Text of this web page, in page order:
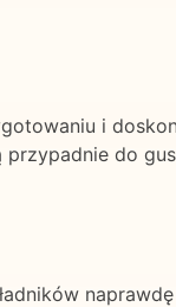
i
do